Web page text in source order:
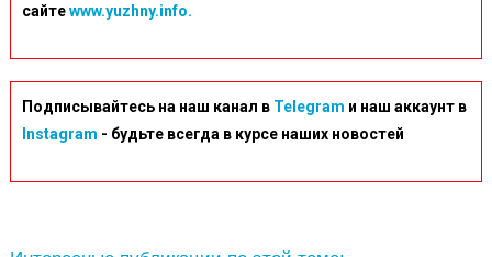
сайтеwww.yuzhny.info.
Подписывайтесь на наш канал в Telegram и наш аккаунт в
Instagram - будьте всегда в курсе наших новостей